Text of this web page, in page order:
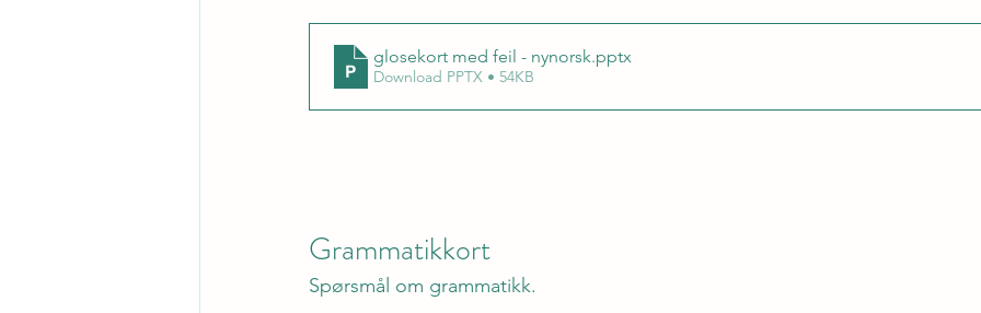
glosekort med feil - nynorsk.pptx
Download PPTX • 54KB
Grammatikkort
Spørsmål om grammatikk.